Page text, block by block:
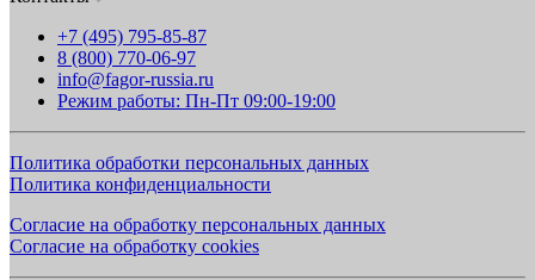
+7 (495) 795-85-87
8 (800) 770-06-97
info@fagor-russia.ru
Режим работы: Пн-Пт 09:00-19:00
Политика обработки персональных данных
Политика конфиденциальности
Согласие на обработку персональных данных
Согласие на обработку cookies